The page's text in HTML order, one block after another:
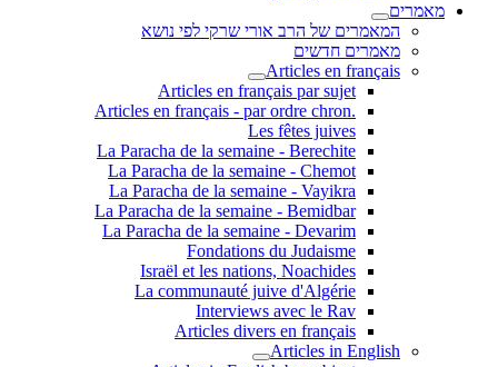
מאמרים
המאמרים של הרב אורי שרקי לפי נושא
מאמרים חדשים
Articles en français
Articles en français par sujet
.Articles en français - par ordre chron
Les fêtes juives
La Paracha de la semaine - Berechite
La Paracha de la semaine - Chemot
La Paracha de la semaine - Vayikra
La Paracha de la semaine - Bemidbar
La Paracha de la semaine - Devarim
Fondations du Judaisme
Israël et les nations, Noachides
La communauté juive d'Algérie
Interviews avec le Rav
Articles divers en français
Articles in English